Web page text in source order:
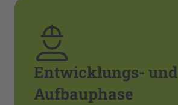
Entwicklungs- und
Aufbauphase